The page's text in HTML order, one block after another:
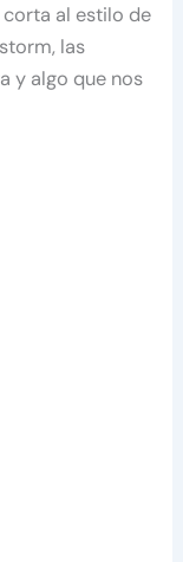
corta al estilo de
las
y algo que nos